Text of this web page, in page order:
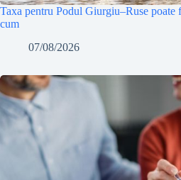
Taxa pentru Podul Giurgiu–Ruse
cum
07/08/2026